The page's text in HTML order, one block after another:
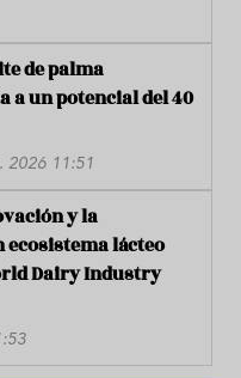
de palma
a un potencial del 40
2026 11:51
y la
lácteo
Dairy Industry